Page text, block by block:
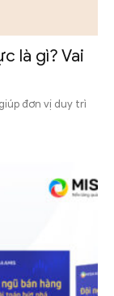
là gì? Vai
đơn vị duy trì